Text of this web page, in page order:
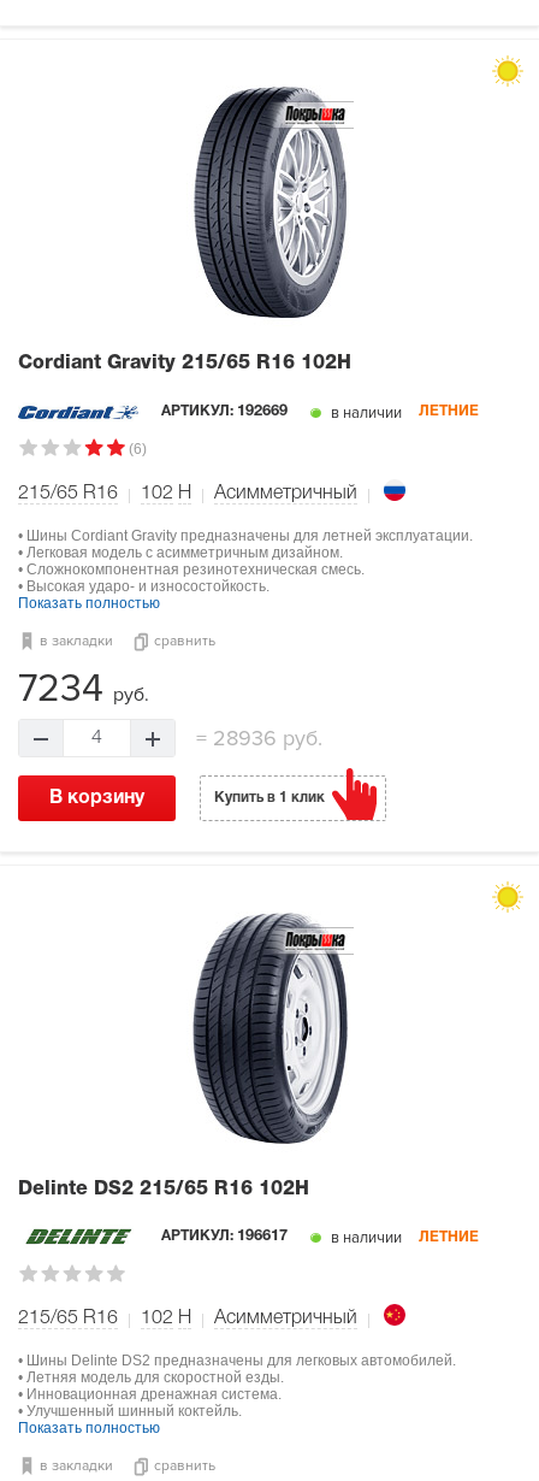
Cordiant Gravity 215/65 R16 102H
АРТИКУЛ: 192669 в наличии ЛЕТНИЕ
(6)
215/65 R16 102 H Асимметричный
• Шины Cordiant Gravity предназначены для летней эксплуатации.
• Легковая модель с асимметричным дизайном.
• Сложнокомпонентная резинотехническая смесь.
• Высокая ударо- и износостойкость.
Показать полностью
в закладки сравнить
7234 руб.
4 = 28936 руб.
В корзину Купить в 1 клик
Delinte DS2 215/65 R16 102H
АРТИКУЛ: 196617 в наличии ЛЕТНИЕ
215/65 R16 102 H Асимметричный
• Шины Delinte DS2 предназначены для легковых автомобилей.
• Летняя модель для скоростной езды.
• Инновационная дренажная система.
• Улучшенный шинный коктейль.
Показать полностью
в закладки сравнить